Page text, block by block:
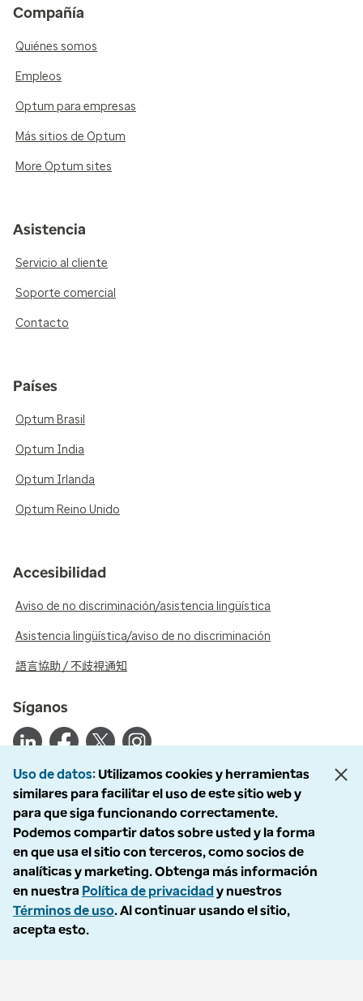
Compañía
Quiénes somos
Empleos
Optum para empresas
Más sitios de Optum
More Optum sites
Asistencia
Servicio al cliente
Soporte comercial
Contacto
Países
Optum Brasil
Optum India
Optum Irlanda
Optum Reino Unido
Accesibilidad
Aviso de no discriminación/asistencia lingüística
Asistencia lingüística/aviso de no discriminación
語言協助 / 不歧視通知
Síganos
© 2026 Optum, Inc. Todos los derechos reservados. Fotografías de
archivo utilizadas.
Política de privacidad
Condiciones de uso
Exclusión voluntaria
Accesibilidad
Informe de vulnerabilidad
Política de No Llamar
Uso de datos Utilizamos cookies y herramientas
similares para facilitar el uso de este sitio web y
para que siga funcionando correctamente.
Podemos compartir datos sobre usted y la forma
en que usa el sitio con terceros, como socios de
analíticas y marketing. Obtenga más información
en nuestra Política de privacidad y nuestros
Términos de uso. Al continuar usando el sitio,
acepta esto.